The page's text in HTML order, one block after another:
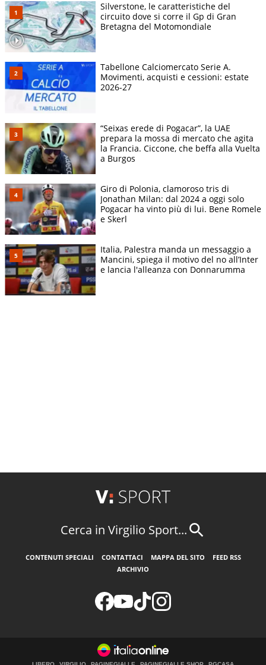
Silverstone, le caratteristiche del
circuito dove si corre il Gp di Gran
Bretagna del Motomondiale
Tabellone Calciomercato Serie A.
Movimenti, acquisti e cessioni: estate
2026-27
“Seixas erede di Pogacar”, la UAE
prepara la mossa di mercato che agita
la Francia. Ciccone, che beffa alla Vuelta
a Burgos
Giro di Polonia, clamoroso tris di
Jonathan Milan: dal 2024 a oggi solo
Pogacar ha vinto più di lui. Bene Romele
e Skerl
Italia, Palestra manda un messaggio a
Mancini, spiega il motivo del no all’Inter
e lancia l'alleanza con Donnarumma
Cerca in Virgilio Sport...
CONTENUTI SPECIALI CONTATTACI MAPPA DEL SITO
FEED RSS
ARCHIVIO